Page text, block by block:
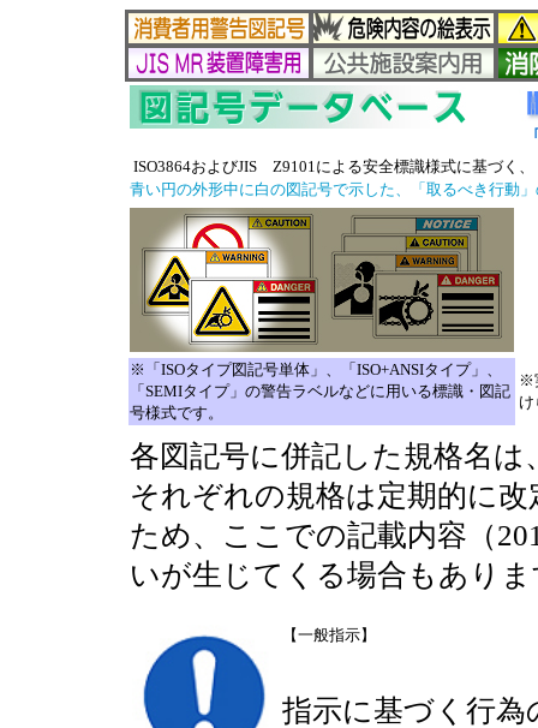
ISO3864およびJIS Z9101による安全標識様式に基づく、
青い円の外形中に白の図記号で示した、「取るべき行動
※「ISOタイプ図記号単体」、「ISO+ANSIタイプ」、
「SEMIタイプ」の警告ラベルなどに用いる標識・図記
号様式です。
※
各図記号に併記した規格名
それぞれの規格は定期的に
ため、ここでの記載内容（
いが生じてくる場合もあり
【一般指示】
指示に基づく行為